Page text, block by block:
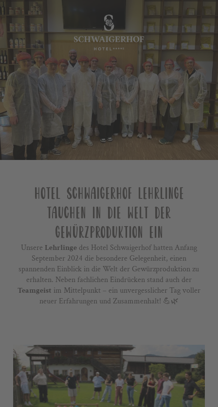
• •
Der Schwaigerhof
Zimmer & Angebote
Kulinarik
Wellness & Spa
Familien
Team
Gutscheine
Impressionen
Stories
+43 3687 61422
HOTEL SCHWAIGERHOF LEHRLINGE
TAUCHEN IN DIE WELT DER
GEWÜRZPRODUKTION EIN
Unsere Lehrlingedes Hotel Schwaigerhof hatten Anfang
September 2024 die besondere Gelegenheit, einen
spannenden Einblick in die Welt der Gewürzproduktion zu
erhalten. Neben fachlichen Eindrücken stand auch der
Teamgeist im Mittelpunkt – ein unvergesslicher Tag voller
neuer Erfahrungen und Zusammenhalt! 💪🌿